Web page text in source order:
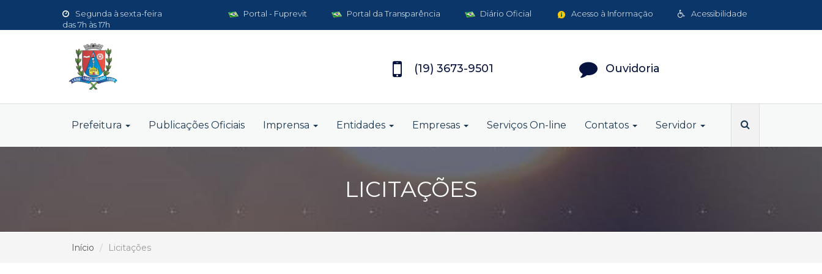
Segunda à sexta-feira
das 7h às 17h
Acessibilidade
Acesso à Informação
Diário Oficial
Portal da Transparência
Portal - Fuprevit
(19) 3673-9501 Ouvidoria
Prefeitura Publicações Oficiais Imprensa Entidades Empresas Serviços On-line Contatos Servidor
LICITAÇÕES
Início Licitações